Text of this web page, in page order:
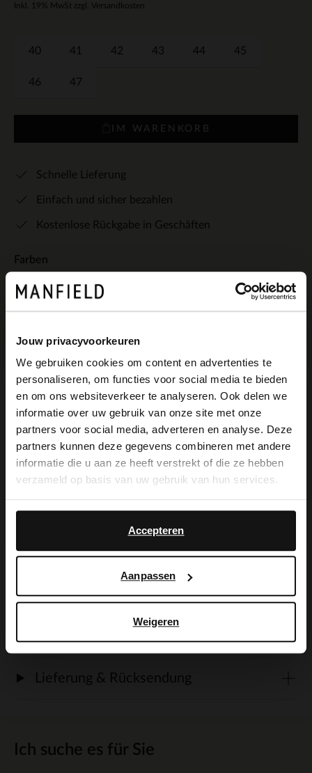
Jouw privacyvoorkeuren
We gebruiken cookies om content en advertenties te
personaliseren, om functies voor social media te bieden
en om ons websiteverkeer te analyseren. Ook delen we
informatie over uw gebruik van onze site met onze
partners voor social media, adverteren en analyse. Deze
partners kunnen deze gegevens combineren met andere
informatie die u aan ze heeft verstrekt of die ze hebben
verzameld op basis van uw gebruik van hun services.
Accepteren
Aanpassen
Weigeren
Inkl. 19% MwSt zzgl. Versandkosten
40 41 42 43 44 45
46 47
IM WARENKORB
Schnelle Lieferung
Einfach und sicher bezahlen
Kostenlose Rückgabe in Geschäften
Farben
+1
Ich suche es für Sie
Produktbeschreibung
Marineblaue Veloursleder-Loafer mit
weißer 3 cm dicker Sohle der Marke
Manfield. Als Lederpflege empfehlen wir
das transparente Veloursleder-/Nubuk-
Lieferung & Rücksendung
×
View this website in English?
It looks like your language isn't Dutch. Would
you like to switch to English?
English